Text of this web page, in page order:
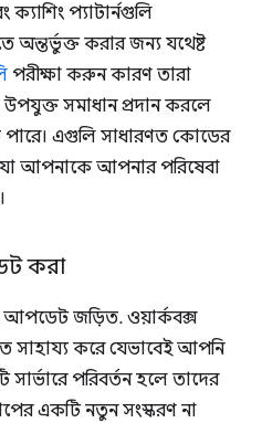
প্যাটার্নগুলি
অন্তর্ভুক্ত করার জন্য যথেষ্ট
পরীক্ষা করুন কারণ তারা
সমাধান প্রদান করলে
এগুলি সাধারণত কোডের
আপনাকে আপনার পরিষেবা
করা
আপডেট জড়িত. ওয়ার্কবক্স
করে যেভাবেই আপনি
সার্ভারে পরিবর্তন হলে তাদের
একটি নতুন সংস্করণ না